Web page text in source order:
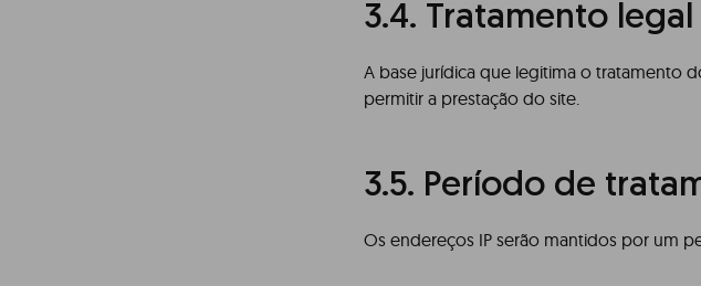
3.4. Tratamento legal
A base jurídica que legitima o tratamento
permitir a prestação do site.
3.5. Período de
Os endereços IP serão mantidos por um